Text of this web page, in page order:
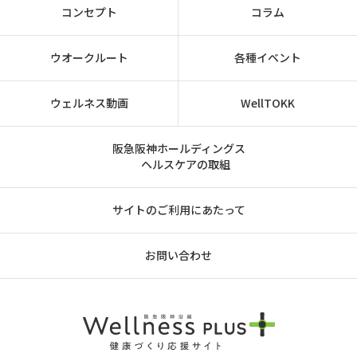
コンセプト コラム
ウオークルート 各種イベント
ウェルネス動画 WellTOKK
阪急阪神ホールディングス
ヘルスケアの取組
サイトのご利用にあたって
お問い合わせ